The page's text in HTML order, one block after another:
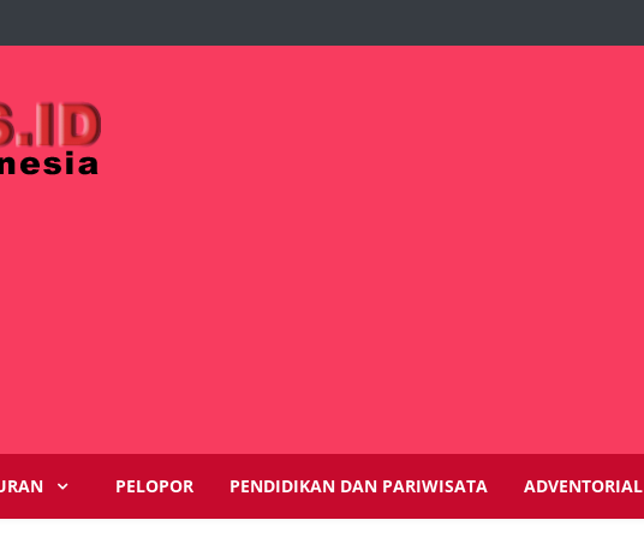
PELOPOR PENDIDIKAN DAN PARIWISATA ADVENTORIAL